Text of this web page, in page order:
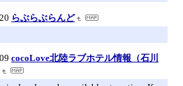
らぶらぶらんど
cocoLove北陸ラブホテル情報（石川